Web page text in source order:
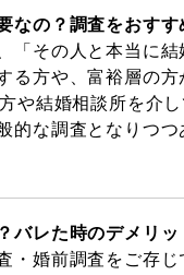
なの？調査をおす
「その人と本当に
る方や、富裕層の
や結婚相談所を介
的な調査となりつ
バレた時のデメリ
・婚前調査をご存